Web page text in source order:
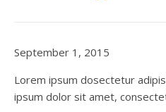
September 1, 2015
Lorem ipsum dosectetur
ipsum dolor sit amet,